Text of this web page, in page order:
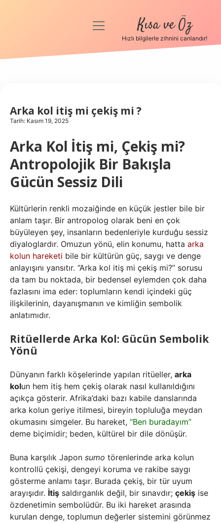
Anasayfa
Hakkımızda
menüyü
Kısa ve Öz
Hızlı bilgilerle zihnini canlandır!
Arka kol itiş mi çekiş mi ?
Tarih: Kasım 19, 2025
Arka Kol İtiş mi, Çekiş mi?
Antropolojik Bir Bakışla
Gücün Sessiz Dili
Kültürlerin renkli mozaiğinde en küçük jestler bile bir
anlam taşır. Bir antropolog olarak beni en çok
büyüleyen şey, insanların bedenleriyle kurduğu sessiz
diyaloglardır. Omuzun yönü, elin konumu, hatta arka
kolun hareketi bile bir kültürün güç, saygı ve denge
anlayışını yansıtır. “Arka kol itiş mi çekiş mi?” sorusu
da tam bu noktada, bir bedensel eylemden çok daha
fazlasını ima eder: toplumların kendi içindeki güç
ilişkilerinin, dayanışmanın ve kimliğin sembolik
anlatımıdır.
Ritüellerde Arka Kol: Gücün Sembolik
Yönü
Dünyanın farklı köşelerinde yapılan ritüeller, arka
kolun hem itiş hem çekiş olarak nasıl kullanıldığını
açıkça gösterir. Afrika’daki bazı kabile danslarında
arka kolun geriye itilmesi, bireyin topluluğa meydan
okumasını simgeler. Bu hareket, “Ben buradayım”
deme biçimidir; beden, kültürel bir dile dönüşür.
Buna karşılık Japon sumo törenlerinde arka kolun
kontrollü çekişi, dengeyi koruma ve rakibe saygı
gösterme anlamı taşır. Burada çekiş, bir tür uyum
arayışıdır. İtiş saldırganlık değil, bir sınavdır; çekiş ise
özdenetimin sembolüdür. Bu iki hareket arasında
kurulan denge, toplumun değerler sistemini görünmez